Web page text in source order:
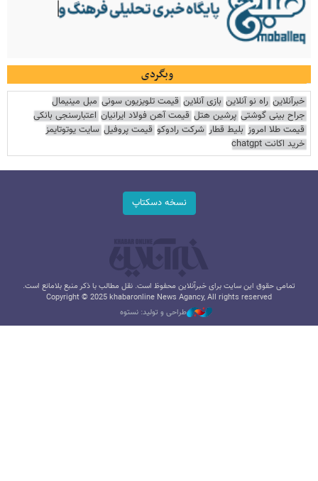
وبگردی
خبرآنلاین راه نو آنلاین بازی آنلاین قیمت تلویزیون سونی مبل مینیمال
جراح بینی گوشتی پرشین هتل قیمت آهن فولاد ایرانیان اعتبارسنجی بانکی
قیمت طلا امروز بلیط قطار شرکت رادوکو قیمت پروفیل سایت یوتوتایمز
خرید اکانت chatgpt
نسخه دسکتاپ
تمامی حقوق این سایت برای خبرآنلاین محفوظ است. نقل مطالب با ذکر منبع بلامانع است.
Copyright © 2025 khabaronline News Agancy, All rights reserved
طراحی و تولید: نستوه